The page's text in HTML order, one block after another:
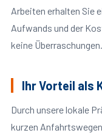
Arbeiten erhalten Sie
Aufwands und der
keine Überraschungen.
Ihr Vorteil als
Durch unsere lokale
kurzen